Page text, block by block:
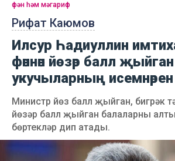
Рифат Каюмов
фән һәм мәгариф
Илсур Һадиуллин
фәннән йөзәр балл җыйган
укучыларның исемнәрен
Министр йөз балл җыйган, бигрәк
йөзәр балл җыйган балаларны
бөртекләр дип атады.